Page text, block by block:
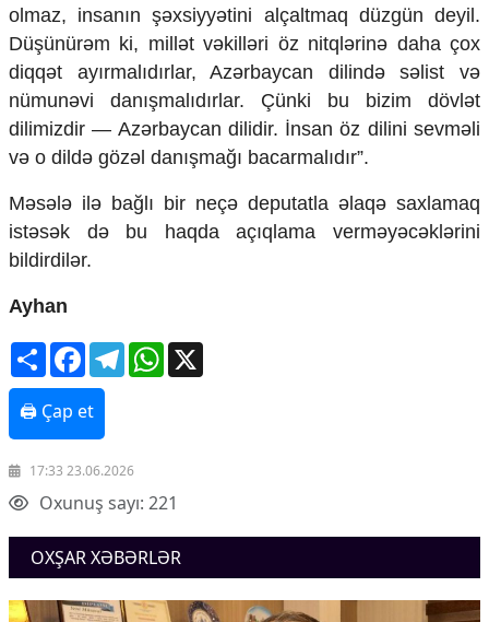
olmaz, insanın şəxsiyyətini alçaltmaq düzgün deyil.
Düşünürəm ki, millət vəkilləri öz nitqlərinə daha çox
diqqət ayırmalıdırlar, Azərbaycan dilində səlist və
nümunəvi danışmalıdırlar. Çünki bu bizim dövlət
dilimizdir — Azərbaycan dilidir. İnsan öz dilini sevməli
və o dildə gözəl danışmağı bacarmalıdır”.
Məsələ ilə bağlı bir neçə deputatla əlaqə saxlamaq
istəsək də bu haqda açıqlama verməyəcəklərini
bildirdilər.
Ayhan
ShareFacebookTelegramWhatsApp
🖨 Çap et
17:33 23.06.2026
Oxunuş sayı: 221
OXŞAR XƏBƏRLƏR